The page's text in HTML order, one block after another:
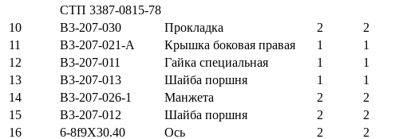
СТП 3387-0815-78
10
В3-207-030 Прокладка 2
2
11
В3-207-021-А Крышка боковая правая 1
1
12
В3-207-011 Гайка специальная 1
1
13
В3-207-013 Шайба поршня 1
1
14
В3-207-026-1 Манжета 2
2
15
В3-207-012 Шайба поршня 2
2
16
6-8f9X30.40 Ось 2
2